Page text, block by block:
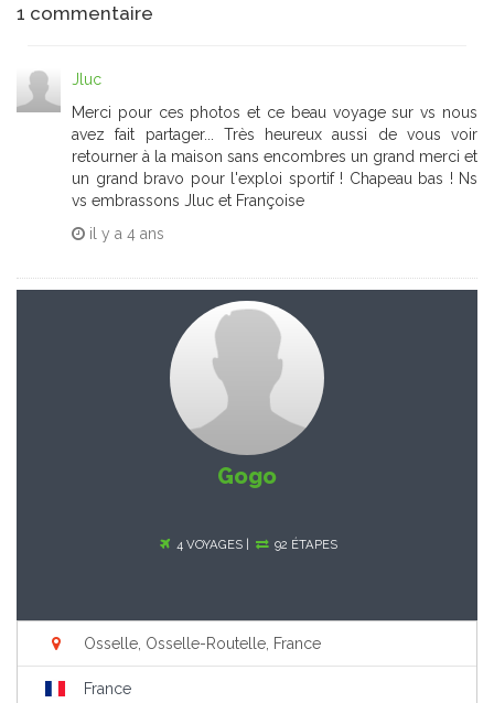
1 commentaire
Jluc
Merci pour ces photos et ce beau voyage sur vs nous
avez fait partager... Très heureux aussi de vous voir
retourner à la maison sans encombres un grand merci et
un grand bravo pour l'exploi sportif ! Chapeau bas ! Ns
vs embrassons Jluc et Françoise
il y a 4 ans
Gogo
4 VOYAGES | 92 ÉTAPES
Osselle, Osselle-Routelle, France
France